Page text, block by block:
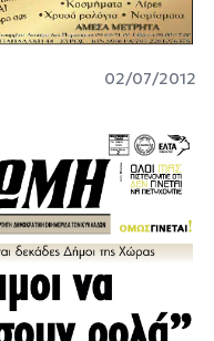
02/07/2012